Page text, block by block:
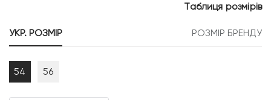
УКР. РОЗМІР
РОЗМІР БРЕНДУ
Таблиця розмірів
54 56